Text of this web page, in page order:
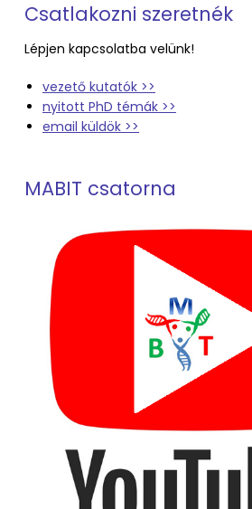
Csatlakozni szeretnék
Lépjen kapcsolatba velünk!
vezető kutatók >>
nyitott PhD témák >>
email küldök >>
MABIT csatorna